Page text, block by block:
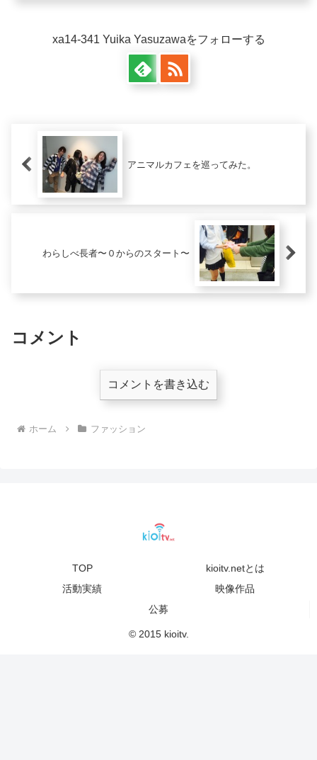
xa14-341 Yuika Yasuzawaをフォローする
アニマルカフェを巡ってみた。
わらしべ長者〜０からのスタート〜
コメント
コメントを書き込む
ホーム ファッション
TOP
kioitv.netとは
活動実績
映像作品
公募
© 2015 kioitv.